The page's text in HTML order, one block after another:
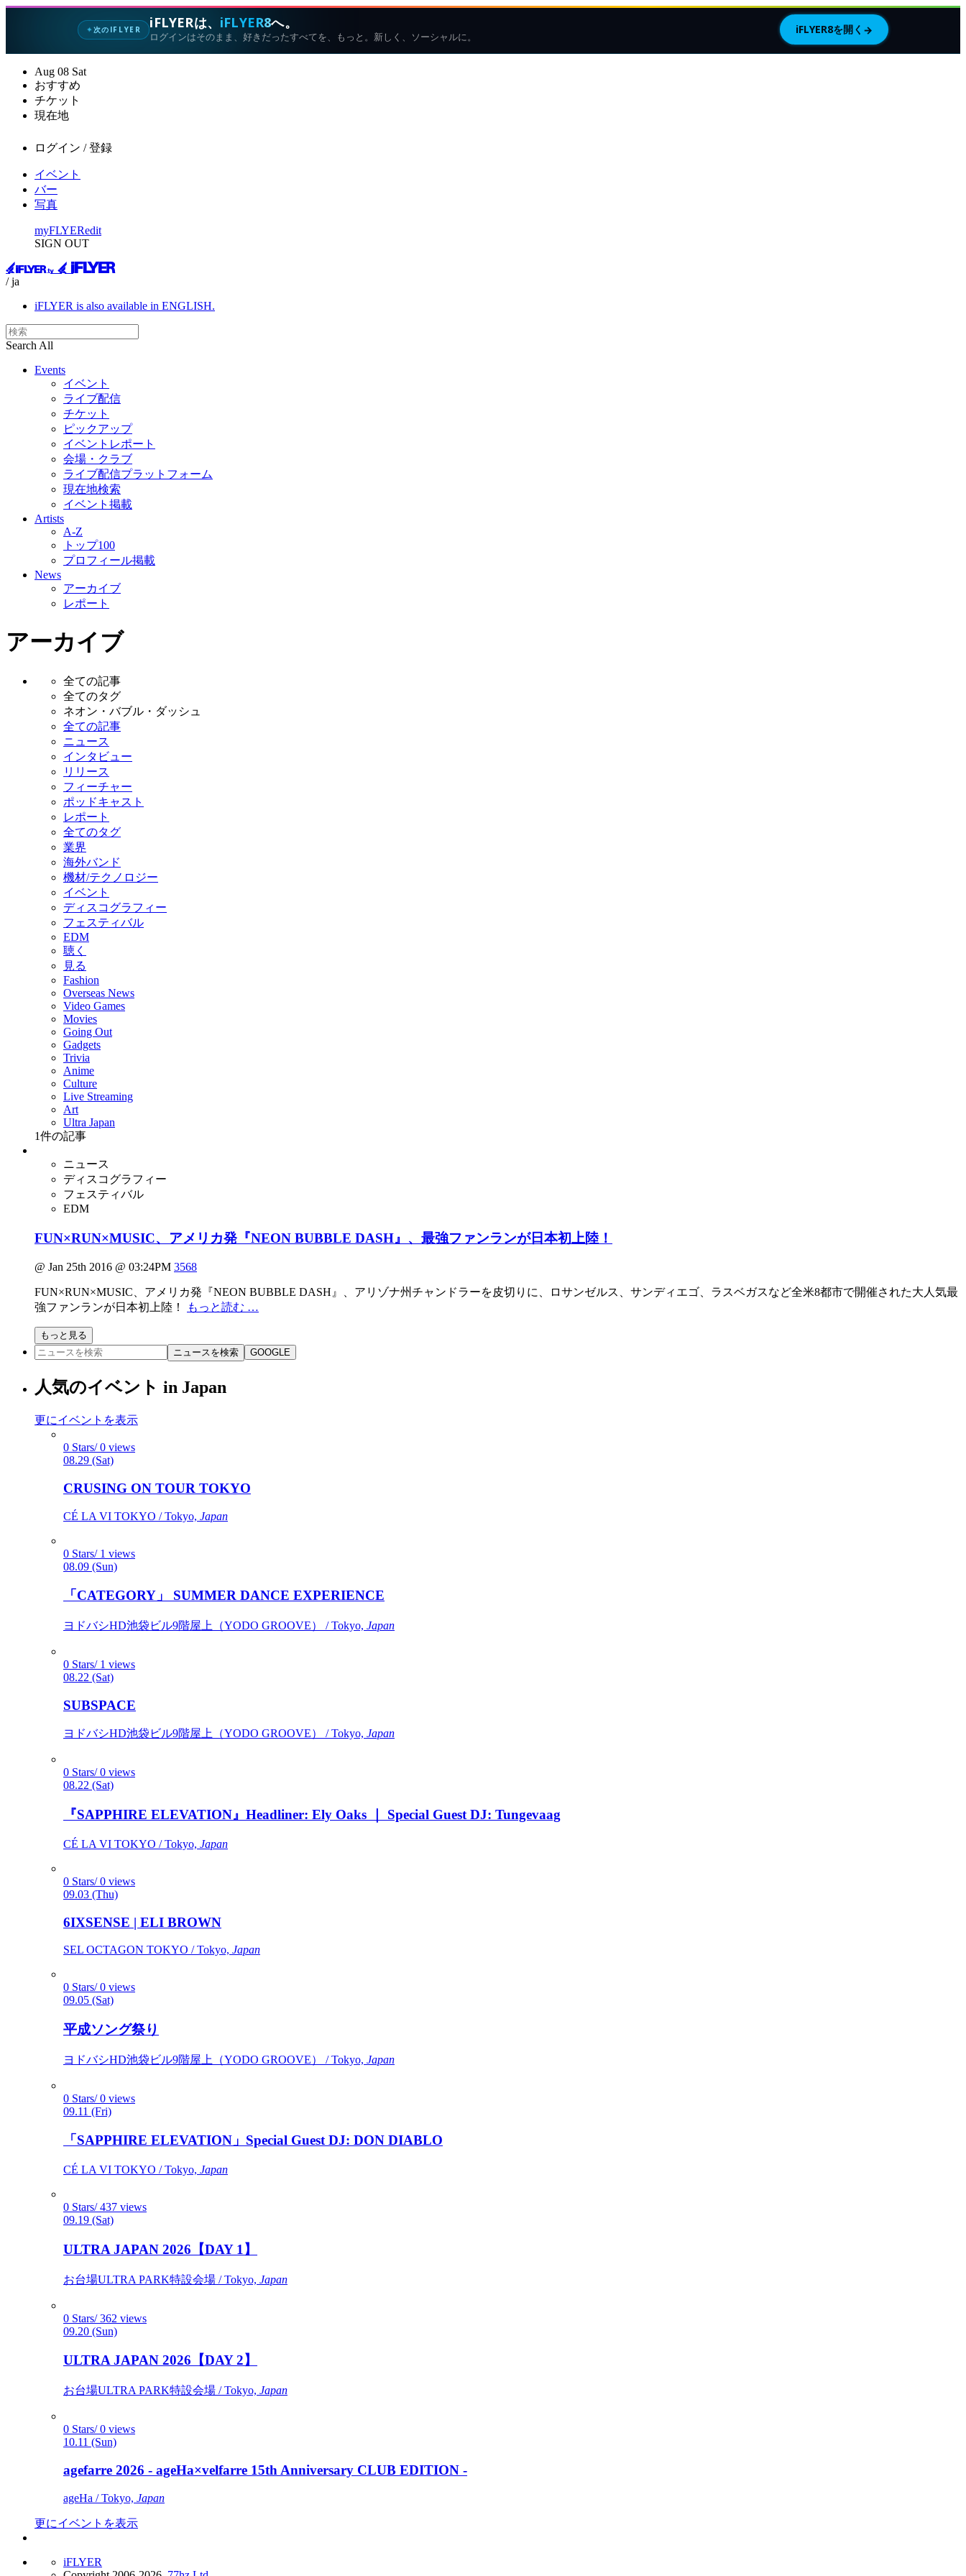
✦次のIFLYER iFLYERは、 iFLYER8へ。
ログインはそのまま、好きだったすべてを、もっと。新しく、ソーシャルに。
iFLYER8を開く →
Aug 08 Sat
おすすめ
チケット
現在地
ログイン / 登録
イベント
バー
写真
myFLYERedit
SIGN OUT
/ ja
iFLYER is also available in ENGLISH.
Search All
Events
イベント
ライブ配信
チケット
ピックアップ
イベントレポート
会場・クラブ
ライブ配信プラットフォーム
現在地検索
イベント掲載
Artists
A-Z
トップ100
プロフィール掲載
News
アーカイブ
レポート
アーカイブ
全ての記事
全てのタグ
ネオン・バブル・ダッシュ
全ての記事
ニュース
インタビュー
リリース
フィーチャー
ポッドキャスト
レポート
全てのタグ
業界
海外バンド
機材/テクノロジー
イベント
ディスコグラフィー
フェスティバル
EDM
聴く
見る
Fashion
Overseas News
Video Games
Movies
Going Out
Gadgets
Trivia
Anime
Culture
Live Streaming
Art
Ultra Japan
1件の記事
ニュース
ディスコグラフィー
フェスティバル
EDM
FUN×RUN×MUSIC、アメリカ発『NEON BUBBLE DASH』、最強ファンランが日本初上陸！
@ Jan 25th 2016 @ 03:24PM 3568
FUN×RUN×MUSIC、アメリカ発『NEON BUBBLE DASH』、アリゾナ州チャンドラーを皮切りに、ロサンゼルス、サンディエゴ、ラスベガスなど全米8都市で開催された大人気最
強ファンランが日本初上陸！
もっと読む …
もっと見る
ニュースを検索
GOOGLE
人気のイベント in Japan
更にイベントを表示
0 Stars/ 0 views
08.29 (Sat)
CRUSING ON TOUR TOKYO
CÉ LA VI TOKYO / Tokyo, Japan
0 Stars/ 1 views
08.09 (Sun)
「CATEGORY」 SUMMER DANCE EXPERIENCE
ヨドバシHD池袋ビル9階屋上（YODO GROOVE） / Tokyo, Japan
0 Stars/ 1 views
08.22 (Sat)
SUBSPACE
ヨドバシHD池袋ビル9階屋上（YODO GROOVE） / Tokyo, Japan
0 Stars/ 0 views
08.22 (Sat)
『SAPPHIRE ELEVATION』Headliner: Ely Oaks ｜ Special Guest DJ: Tungevaag
CÉ LA VI TOKYO / Tokyo, Japan
0 Stars/ 0 views
09.03 (Thu)
6IXSENSE | ELI BROWN
SEL OCTAGON TOKYO / Tokyo, Japan
0 Stars/ 0 views
09.05 (Sat)
平成ソング祭り
ヨドバシHD池袋ビル9階屋上（YODO GROOVE） / Tokyo, Japan
0 Stars/ 0 views
09.11 (Fri)
「SAPPHIRE ELEVATION」Special Guest DJ: DON DIABLO
CÉ LA VI TOKYO / Tokyo, Japan
0 Stars/ 437 views
09.19 (Sat)
ULTRA JAPAN 2026【DAY 1】
お台場ULTRA PARK特設会場 / Tokyo, Japan
0 Stars/ 362 views
09.20 (Sun)
ULTRA JAPAN 2026【DAY 2】
お台場ULTRA PARK特設会場 / Tokyo, Japan
0 Stars/ 0 views
10.11 (Sun)
agefarre 2026 - ageHa×velfarre 15th Anniversary CLUB EDITION -
ageHa / Tokyo, Japan
更にイベントを表示
iFLYER